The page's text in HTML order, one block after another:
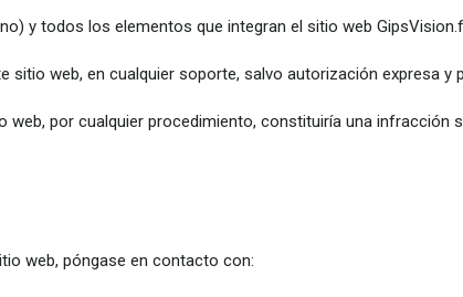
y todos los elementos que integran el sitio web
web, en cualquier soporte, salvo autorización expresa y
por cualquier procedimiento, constituiría una infracción
web, póngase en contacto con: